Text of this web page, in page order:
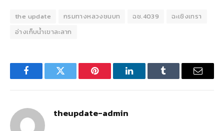
the update กรมทางหลวงชนบท ฉช.4039
ฉะเชิงเทรา
อ่างเก็บน้ำเขาละลาก
FacebookTwitter Pinterest LinkedInTumblr Email
theupdate-admin